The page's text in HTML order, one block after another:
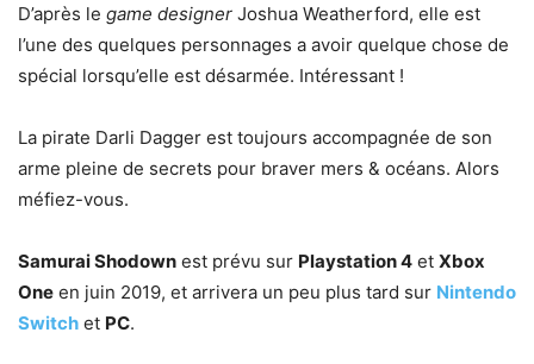
D’après le game designer Joshua Weatherford, elle est
l’une des quelques personnages a avoir quelque chose de
spécial lorsqu’elle est désarmée. Intéressant !
La pirate Darli Dagger est toujours accompagnée de son
arme pleine de secrets pour braver mers & océans. Alors
méfiez-vous.
Samurai Shodown est prévu sur Playstation 4 et Xbox
One en juin 2019, et arrivera un peu plus tard sur Nintendo
Switch et PC.